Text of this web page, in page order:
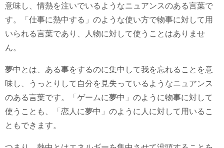
意味し、情熱を注いでいるようなニュアンスのある言葉で
す。「仕事に熱中する」のような使い方で物事に対して用
いられる言葉であり、人物に対して使うことはありませ
ん。
夢中とは、ある事をするのに集中して我を忘れることを意
味し、うっとりして自分を見失っているようなニュアンス
のある言葉です。「ゲームに夢中」のように物事に対して
使うことも、「恋人に夢中」のように人に対して用いるこ
ともできます。